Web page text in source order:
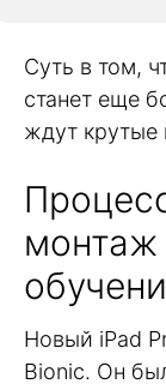
Суть в том,
станет еще
ждут крутые
Новый iPad
Bionic. Он